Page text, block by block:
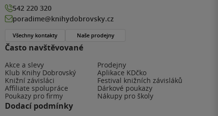
Často navštěvované
Akce a slevy
Prodejny
Klub Knihy Dobrovský
Aplikace KDčko
Knižní závisláci
Festival knižních závisláků
Affiliate spolupráce
Dárkové poukazy
Poukazy pro firmy
Nákupy pro školy
Dodací podmínky
542 220 320
poradime@knihydobrovsky.cz
Všechny kontakty Naše prodejny